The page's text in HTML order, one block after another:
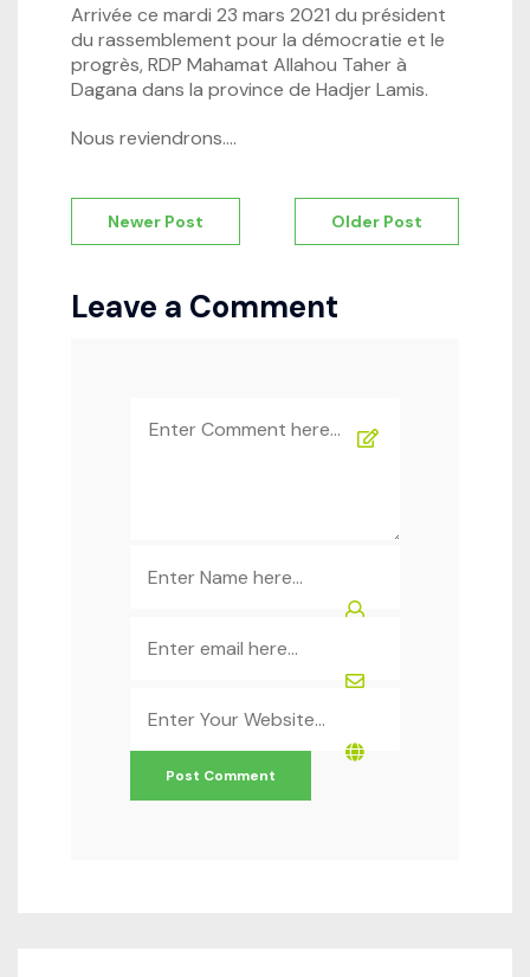
Arrivée ce mardi 23 mars 2021 du président
du rassemblement pour la démocratie et le
progrès, RDP Mahamat Allahou Taher à
Dagana dans la province de Hadjer Lamis.
Nous reviendrons….
Navigation
de
l’article
Newer Post Older Post
Leave a Comment